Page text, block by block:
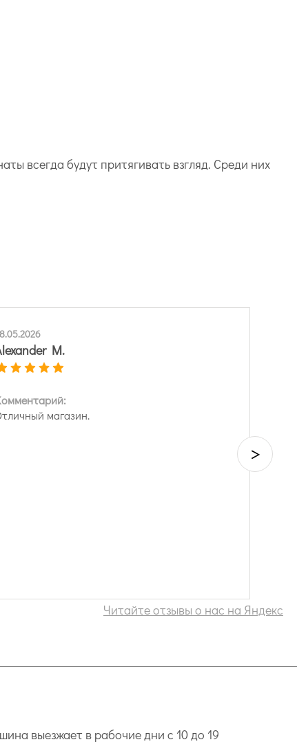
всегда будут притягивать взгляд. Среди них
M.
магазин.
>
Читайте отзывы о нас на Яндекс
выезжает в рабочие дни с 10 до 19